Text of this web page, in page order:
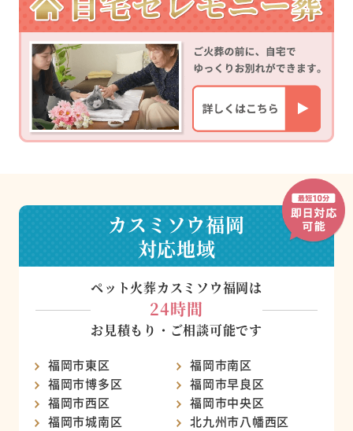
カスミソウ福岡
対応地域
ペット火葬カスミソウ福岡は
24時間
お見積もり・ご相談可能です
福岡市東区
福岡市南区
福岡市博多区
福岡市早良区
福岡市西区
福岡市中央区
福岡市城南区
北九州市八幡西区